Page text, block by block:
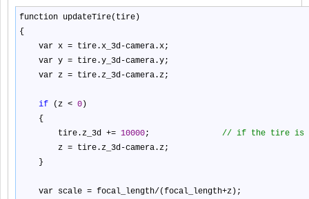
function updateTire(tire)
{
var x = tire.x_3d-camera.x;
var y = tire.y_3d-camera.y;
var z = tire.z_3d-camera.z;
if (z < 0 )
{
tire.z_3d += 10000; // if the tire is
z = tire.z_3d-camera.z;
}
var scale = focal_length/ (focal_length+z);